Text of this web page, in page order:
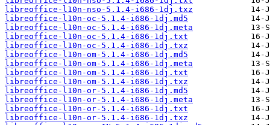
libreoffice-l10n-nso-5.1.4-i686-1dj.txz
libreoffice-l10n-oc-5.1.4-i686-1dj.md5
libreoffice-l10n-oc-5.1.4-i686-1dj.meta
libreoffice-l10n-oc-5.1.4-i686-1dj.txt
libreoffice-l10n-oc-5.1.4-i686-1dj.txz
libreoffice-l10n-om-5.1.4-i686-1dj.md5
libreoffice-l10n-om-5.1.4-i686-1dj.meta
libreoffice-l10n-om-5.1.4-i686-1dj.txt
libreoffice-l10n-om-5.1.4-i686-1dj.txz
libreoffice-l10n-or-5.1.4-i686-1dj.md5
libreoffice-l10n-or-5.1.4-i686-1dj.meta
libreoffice-l10n-or-5.1.4-i686-1dj.txt
libreoffice-l10n-or-5.1.4-i686-1dj.txz